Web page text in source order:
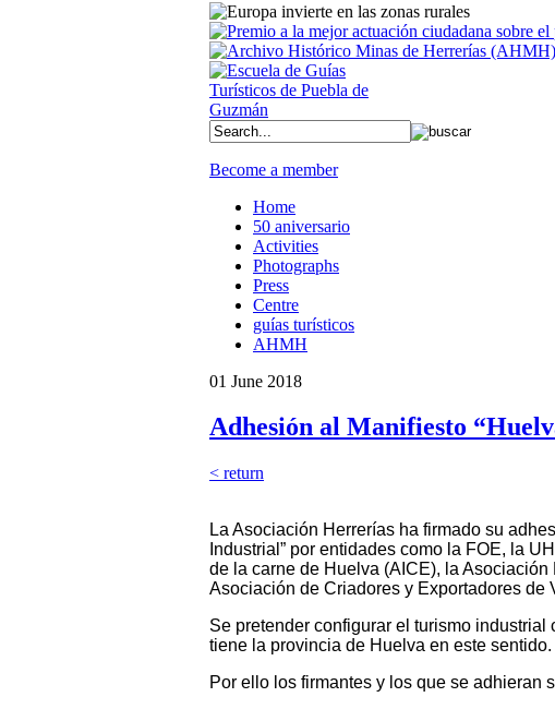
Become a member
Home
50 aniversario
Activities
Photographs
Press
Centre
guías turísticos
AHMH
01 June 2018
Adhesión al Manifiesto
< return
La Asociación Herrerías ha firmado su
Industrial” por entidades como la FOE, la
de la carne de Huelva (AICE), la
Asociación de Criadores y Exportadores de
Se pretender configurar el turismo
tiene la provincia de Huelva en este sentido.
Por ello los firmantes y los que se adhieran